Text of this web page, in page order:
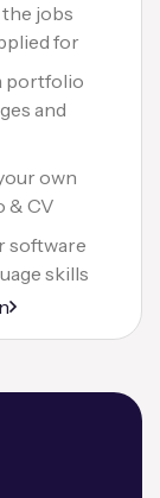
jobs
for
portfolio
and
own
& CV
software
skills